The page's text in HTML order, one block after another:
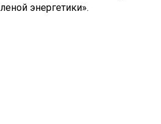
энергетики».